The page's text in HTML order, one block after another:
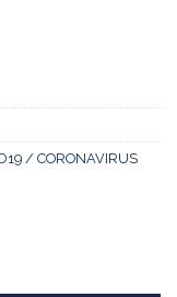
/ CORONAVIRUS